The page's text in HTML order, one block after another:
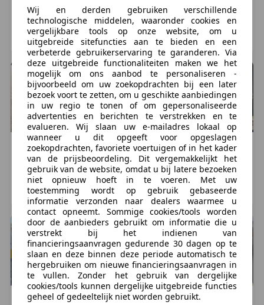
€ 1.799
205.576 km, 05/2005
DEN BOSCH, NL
€ 2.650
175.149 km, 08/2001
CULEMBORG, NL
VolvoS40
€ 1.950
254.339 km, 01/2005
OUD BEIJERLAND, NL
VolvoS40
€ 2.250
258.000 km, 07/2000
amersfoort, NL
Volvo S40 Volvo S40
Wij en derden gebruiken verschillende
technologische middelen, waaronder cookies en
vergelijkbare tools op onze website, om u
uitgebreide sitefuncties aan te bieden en een
verbeterde gebruikerservaring te garanderen. Via
deze uitgebreide functionaliteiten maken we het
mogelijk om ons aanbod te personaliseren -
bijvoorbeeld om uw zoekopdrachten bij een later
bezoek voort te zetten, om u geschikte aanbiedingen
in uw regio te tonen of om gepersonaliseerde
advertenties en berichten te verstrekken en te
evalueren. Wij slaan uw e-mailadres lokaal op
wanneer u dit opgeeft voor opgeslagen
zoekopdrachten, favoriete voertuigen of in het kader
van de prijsbeoordeling. Dit vergemakkelijkt het
gebruik van de website, omdat u bij latere bezoeken
niet opnieuw hoeft in te voeren. Met uw
toestemming wordt op gebruik gebaseerde
informatie verzonden naar dealers waarmee u
contact opneemt. Sommige cookies/tools worden
door de aanbieders gebruikt om informatie die u
verstrekt bij het indienen van
financieringsaanvragen gedurende 30 dagen op te
slaan en deze binnen deze periode automatisch te
hergebruiken om nieuwe financieringsaanvragen in
te vullen. Zonder het gebruik van dergelijke
cookies/tools kunnen dergelijke uitgebreide functies
geheel of gedeeltelijk niet worden gebruikt.